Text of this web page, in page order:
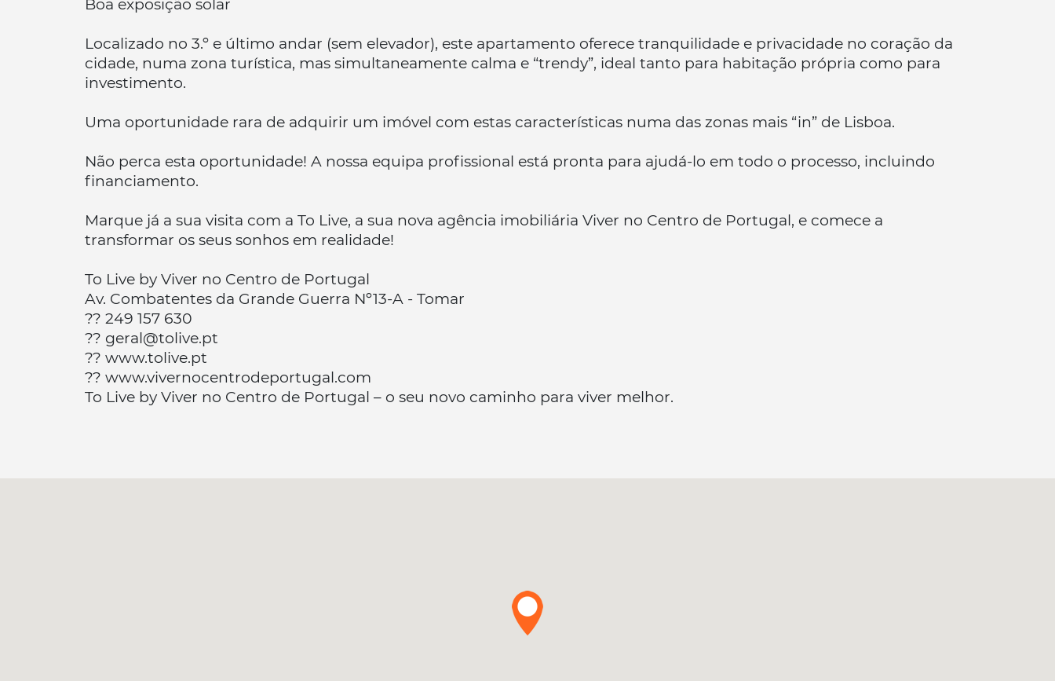
Boa exposição solar
Localizado no 3.º e último andar (sem elevador), este apartamento oferece tranquilidade e privacidade no coração da
cidade, numa zona turística, mas simultaneamente calma e “trendy”, ideal tanto para habitação própria como para
investimento.
Uma oportunidade rara de adquirir um imóvel com estas características numa das zonas mais “in” de Lisboa.
Não perca esta oportunidade! A nossa equipa profissional está pronta para ajudá-lo em todo o processo, incluindo
financiamento.
Marque já a sua visita com a To Live, a sua nova agência imobiliária Viver no Centro de Portugal, e comece a
transformar os seus sonhos em realidade!
To Live by Viver no Centro de Portugal
Av. Combatentes da Grande Guerra Nº13-A - Tomar
?? 249 157 630
?? geral@tolive.pt
?? www.tolive.pt
?? www.vivernocentrodeportugal.com
To Live by Viver no Centro de Portugal – o seu novo caminho para viver melhor.